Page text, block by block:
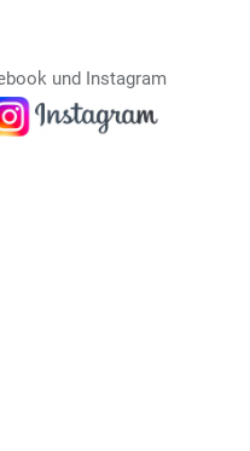
und Instagram